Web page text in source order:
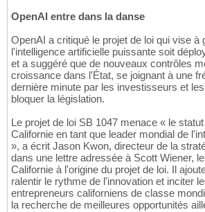
OpenAI entre dans la danse
OpenAI a critiqué le projet de loi qui vise à
l'intelligence artificielle puissante soit
et a suggéré que de nouveaux contrôles
croissance dans l'État, se joignant à une
dernière minute par les investisseurs et
bloquer la législation.
Le projet de loi SB 1047 menace « le
Californie en tant que leader mondial de
», a écrit Jason Kwon, directeur de la
dans une lettre adressée à Scott Wiener,
Californie à l'origine du projet de loi. Il
ralentir le rythme de l'innovation et inciter
entrepreneurs californiens de classe
la recherche de meilleures opportunités